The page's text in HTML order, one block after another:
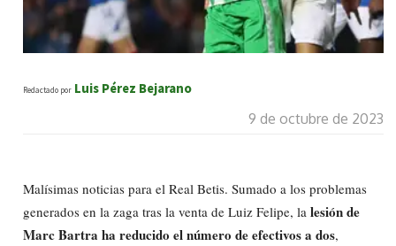
Redactado por Luis Pérez Bejarano
9 de octubre de 2023
Malísimas noticias para el Real Betis. Sumado a los problemas
generados en la zaga tras la venta de Luiz Felipe, la lesión de
Marc Bartra ha reducido el número de efectivos a dos,